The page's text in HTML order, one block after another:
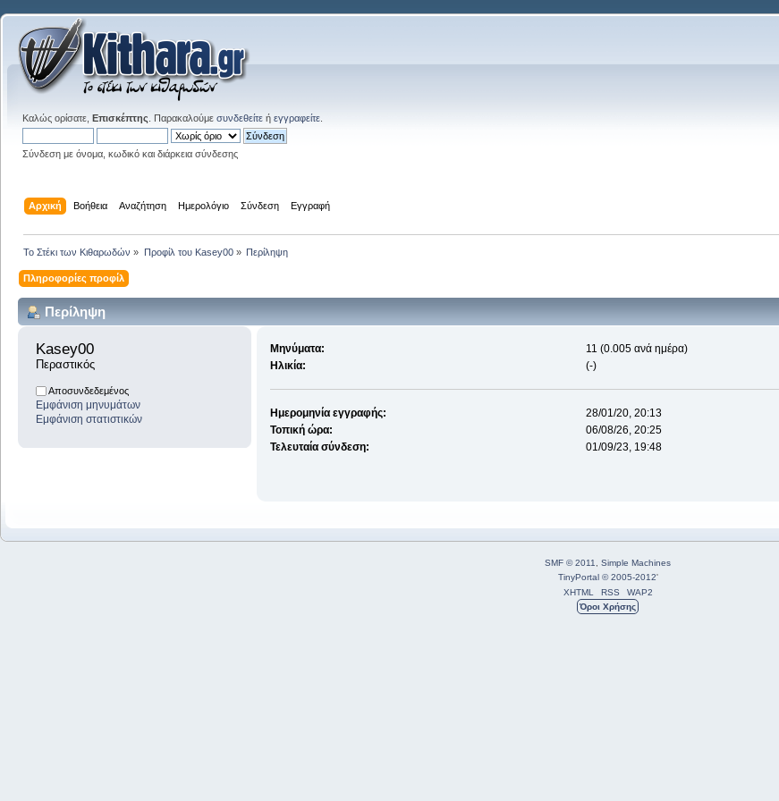
Καλώς ορίσατε, Επισκέπτης . Παρακαλούμε συνδεθείτε ή εγγραφείτε
Σύνδεση με όνομα, κωδικό και διάρκεια σύνδεσης
Αρχική Βοήθεια Αναζήτηση Ημερολόγιο Σύνδεση Εγγραφή
Το Στέκι των Κιθαρωδών » Προφίλ του Kasey00» Περίληψη
Πληροφορίες προφίλ
Περίληψη
Kasey00
Περαστικός
Αποσυνδεδεμένος
Εμφάνιση μηνυμάτων
Εμφάνιση στατιστικών
Μηνύματα:
11 (0.005 ανά ημέρα)
Ηλικία:
(-)
Ημερομηνία εγγραφής:
28/01/20, 20:13
Τοπική ώρα:
06/08/26, 20:25
Τελευταία σύνδεση:
01/09/23, 19:48
SMF © 2011, Simple Machines
TinyPortal © 2005-2012'
XHTML
RSS
WAP2
Όροι Χρήσης